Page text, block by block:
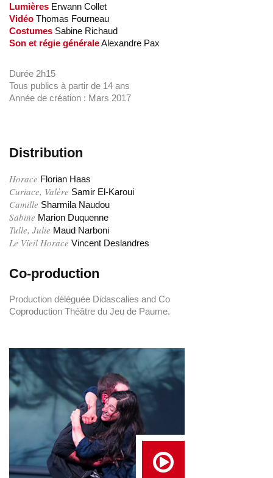
Lumières Erwann Collet
Vidéo Thomas Fourneau
Costumes Sabine Richaud
Son et régie généraleAlexandre Pax
Durée 2h15
Tous publics à partir de 14 ans
Année de création : Mars 2017
Distribution
Horace Florian Haas
Curiace, Valère Samir El-Karoui
Camille Sharmila Naudou
Sabine Marion Duquenne
Tulle, Julie Maud Narboni
Le Vieil Horace Vincent Deslandres
Co-production
Production déléguée Didascalies and Co
Coproduction Théâtre du Jeu de Paume.